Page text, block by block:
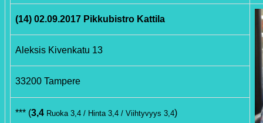
(14) 02.09.2017 Pikkubistro Kattila
Aleksis Kivenkatu 13
33200 Tampere
*** (3,4 Ruoka 3,4 / Hinta 3,4 / Viihtyvyys 3,4)